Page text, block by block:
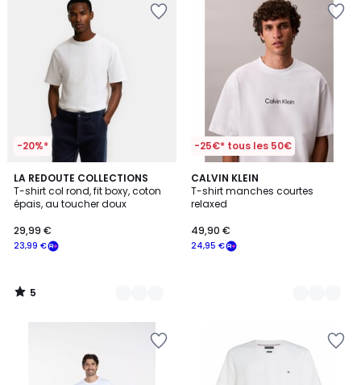
-20%*
LA REDOUTE COLLECTIONS
T-shirt col rond, fit boxy, coton
épais, au toucher doux
23,99 €
29,99 €
5
/
5
2
Couleurs
5
/
-25€* tous les 50€
CALVIN KLEIN
T-shirt manches courtes
relaxed
24,95 €
49,90 €
2
Couleurs